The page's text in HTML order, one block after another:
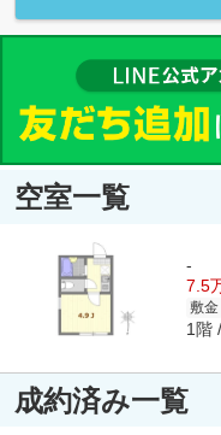
空室一覧
-
7.5
敷金
1階
成約済み一覧